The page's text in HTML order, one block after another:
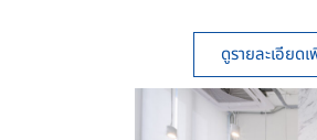
ดูรายละเอียด